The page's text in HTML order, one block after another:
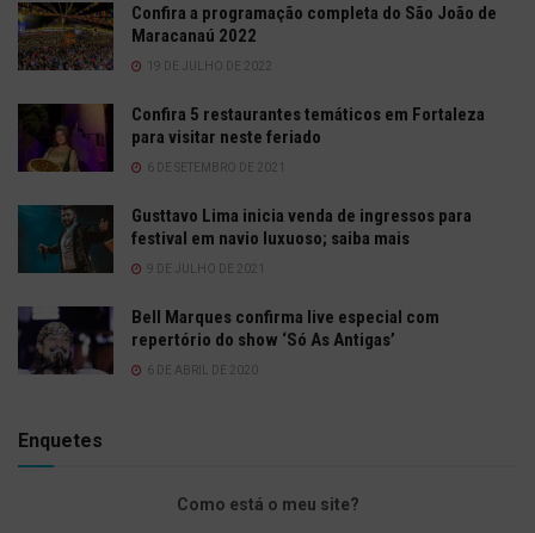
Confira a programação completa do São João de
Maracanaú 2022
19 DE JULHO DE 2022
Confira 5 restaurantes temáticos em Fortaleza
para visitar neste feriado
6 DE SETEMBRO DE 2021
Gusttavo Lima inicia venda de ingressos para
festival em navio luxuoso; saiba mais
9 DE JULHO DE 2021
Bell Marques confirma live especial com
repertório do show ‘Só As Antigas’
6 DE ABRIL DE 2020
Enquetes
Como está o meu site?